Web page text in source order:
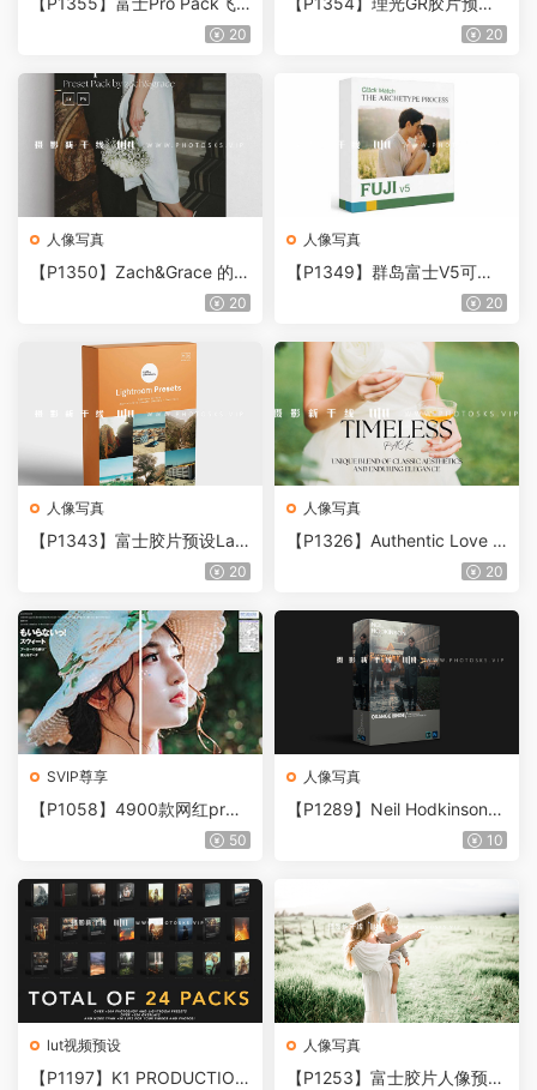
20
ACR配置文件预设、LUTS预
20
人像写真
【P1350】Zach&Grace 的一
20
人像写真
【P1349】群岛富士V5可视
化预设 Cl1ck Match/The Arc
20
人像写真
【P1343】富士胶片预设Law
20
人像写真
【P1326】Authentic Love Ti
meless Pack 永恒美学PS/LR
20
SVIP尊享
【P1058】4900款网红pr调
色lr预设ps滤镜达芬奇lut电影
50
人像写真
【P1289】Neil Hodkinson
城市街拍超酷橙色调PS/LR预
10
lut视频预设
【P1197】K1 PRODUCTION
人像写真
【P1253】富士胶片人像预设